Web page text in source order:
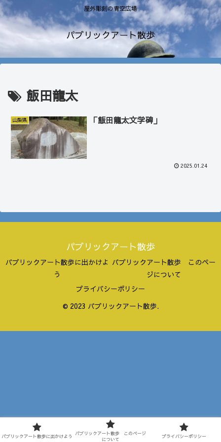
屋外彫刻の青空広場
パブリックアート散歩
飯田龍太
山梨県 「飯田龍太文学碑」
2025.01.24
パブリックアート散歩
パブリックアート散歩に出かけよ
う
パブリックアート散歩 このペー
ジについて
プライバシーポリシー
© 2023 パブリックアート散歩.
パブリックアート散歩に出かけよう
パブリックアート散歩 このページ
について
プライバシーポリシー